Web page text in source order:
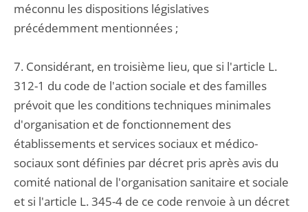
méconnu les dispositions législatives
précédemment mentionnées ;
7. Considérant, en troisième lieu, que si l'article L.
312-1 du code de l'action sociale et des familles
prévoit que les conditions techniques minimales
d'organisation et de fonctionnement des
établissements et services sociaux et médico-
sociaux sont définies par décret pris après avis du
comité national de l'organisation sanitaire et sociale
et si l'article L. 345-4 de ce code renvoie à un décret